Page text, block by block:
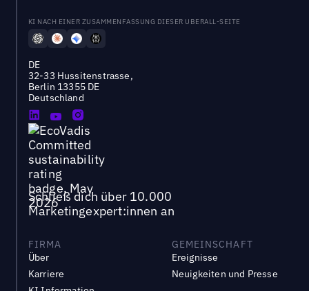
KI NACH EINER ZUSAMMENFASSUNG DIESER UBERALL-SEITE
DE
32-33 Hussitenstrasse,
Berlin 13355 DE
Deutschland
Schließ dich über 10.000
Marketingexpert:innen an
FIRMA
Über
Karriere
GEMEINSCHAFT
Ereignisse
Neuigkeiten und Presse